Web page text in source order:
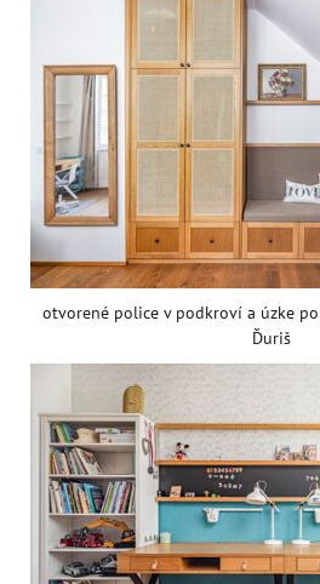
otvorené police v podkroví a úzke
Ďuriš